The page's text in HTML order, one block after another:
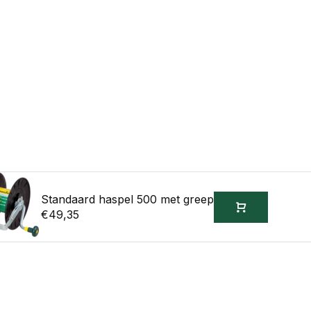
Standaard haspel 500 met greep
€49,35